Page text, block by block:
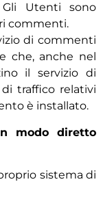
Utenti sono
commenti.
di commenti
che, anche nel
il servizio di
traffico relativi
è installato.
modo diretto
sistema di